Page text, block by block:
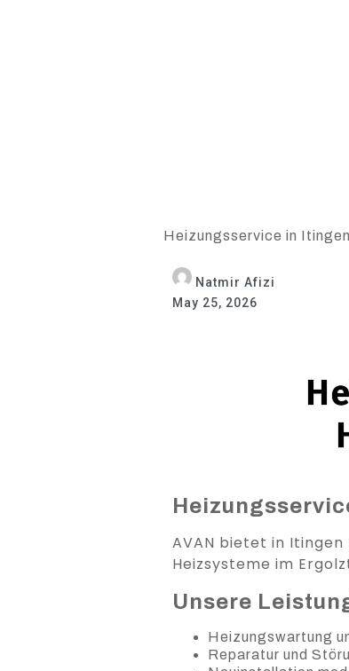
Heizungsservice in
Natmir Afizi
May 25, 2026
AVAN bietet in
Heizsysteme im
Unsere
Heizungswartung
Reparatur und